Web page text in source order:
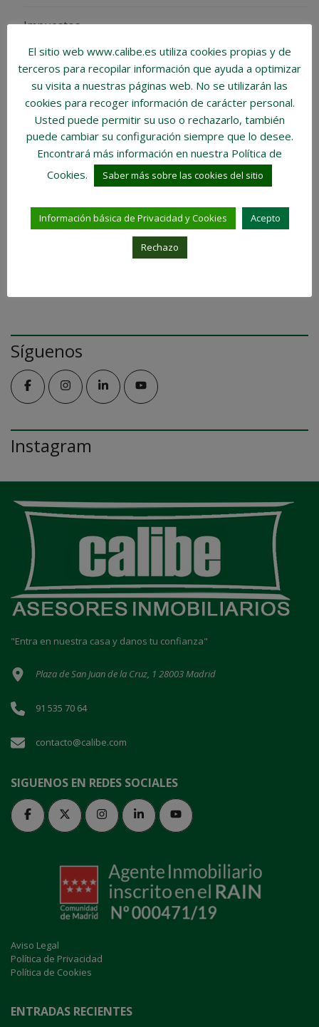
Impuestos
Venta de Vivienda
Nuestra Inmobiliaria
Trabajo
Visión Inmobiliaria
Compra de Vivienda
Síguenos
Instagram
"Entra en nuestra casa y danos tu confianza"
Plaza de San Juan de la Cruz, 1 28003 Madrid
91 535 70 64
contacto@calibe.com
SIGUENOS EN REDES SOCIALES
Aviso Legal
Política de Privacidad
Política de Cookies
ENTRADAS RECIENTES
El sitio web www.calibe.es utiliza cookies propias y de
terceros para recopilar información que ayuda a optimizar
su visita a nuestras páginas web. No se utilizarán las
cookies para recoger información de carácter personal.
Usted puede permitir su uso o rechazarlo, también
puede cambiar su configuración siempre que lo desee.
Encontrará más información en nuestra Política de
Cookies.
Saber más sobre las cookies del sitio
Información básica de Privacidad y Cookies Acepto
Rechazo